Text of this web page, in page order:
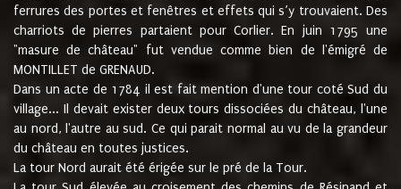
ferrures des portes et fenêtres et effets qui s’y trouvaient. Des
charriots de pierres partaient pour Corlier. En juin 1795 une
"masure de château" fut vendue comme bien de l'émigré de
MONTILLET de GRENAUD.
Dans un acte de 1784 il est fait mention d'une tour coté Sud du
village... Il devait exister deux tours dissociées du château, l'une
au nord, l'autre au sud. Ce qui parait normal au vu de la grandeur
du château en toutes justices.
La tour Nord aurait été érigée sur le pré de la Tour.